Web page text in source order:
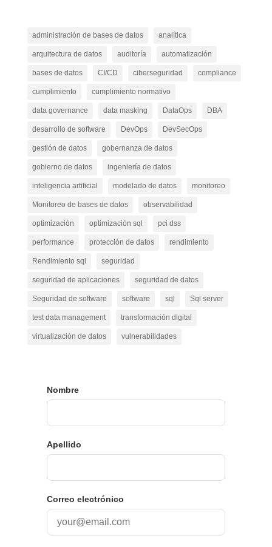
administración de bases de datos analítica
arquitectura de datos auditoría automatización
bases de datos CI/CD ciberseguridad compliance
cumplimiento cumplimiento normativo
data governance data masking DataOps DBA
desarrollo de software DevOps DevSecOps
gestión de datos gobernanza de datos
gobierno de datos ingeniería de datos
inteligencia artificial modelado de datos monitoreo
Monitoreo de bases de datos observabilidad
optimización optimización sql pci dss
performance protección de datos rendimiento
Rendimiento sql seguridad
seguridad de aplicaciones seguridad de datos
Seguridad de software software sql Sql server
test data management transformación digital
virtualización de datos vulnerabilidades